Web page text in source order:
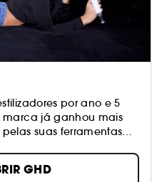
por ano e 5
marca já ganhou mais
suas ferramentas
temperatura
ideal para os
a saúde do cabelo.
GHD